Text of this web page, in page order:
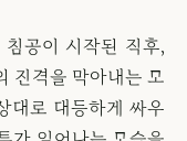
공이 시작된 직후,
진격을 막아내는 모
대로 대등하게 싸우